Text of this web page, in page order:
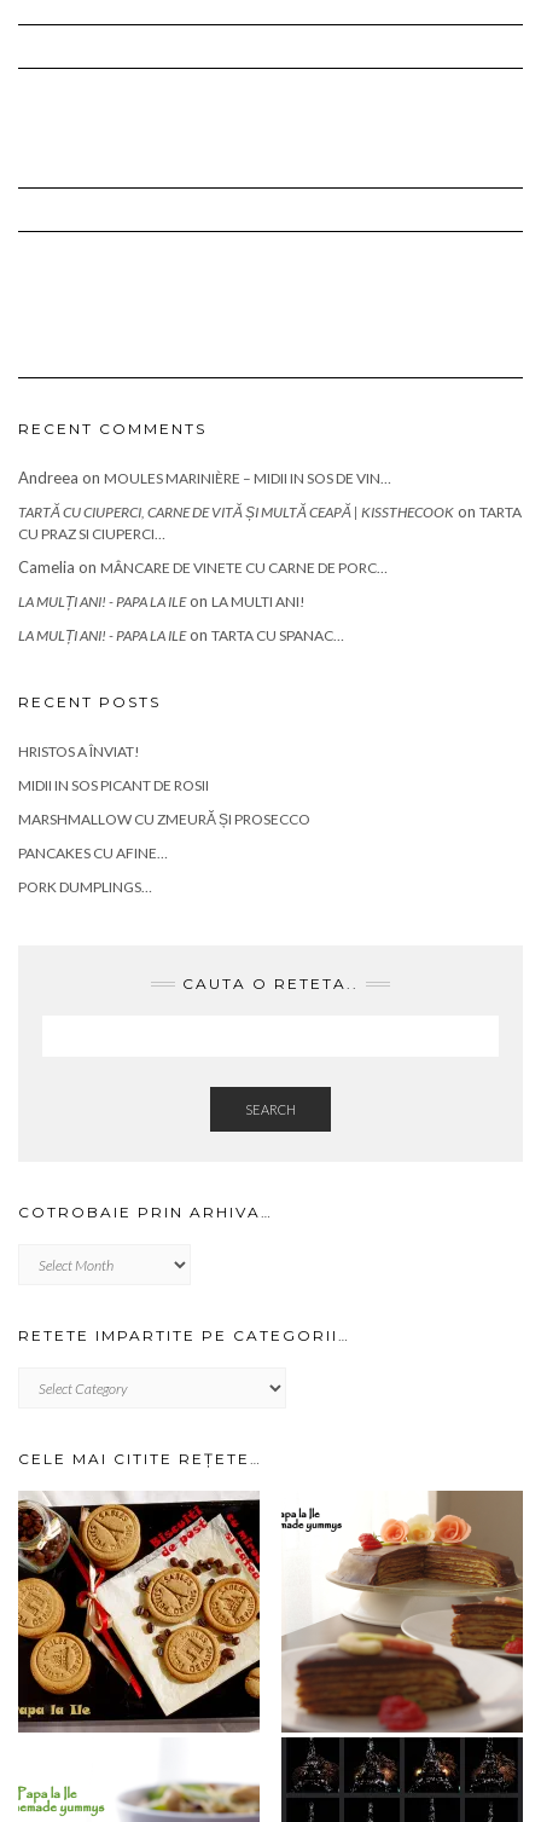
RECENT COMMENTS
Andreea on MOULES MARINIÈRE – MIDII IN SOS DE VIN…
TARTĂ CU CIUPERCI, CARNE DE VITĂ ȘI MULTĂ CEAPĂ | KISSTHECOOK on TARTA
CU PRAZ SI CIUPERCI…
Camelia on MÂNCARE DE VINETE CU CARNE DE PORC…
LA MULȚI ANI! - PAPA LA ILEon LA MULTI ANI!
LA MULȚI ANI! - PAPA LA ILEon TARTA CU SPANAC…
RECENT POSTS
HRISTOS A ÎNVIAT!
MIDII IN SOS PICANT DE ROSII
MARSHMALLOW CU ZMEURĂ ȘI PROSECCO
PANCAKES CU AFINE…
PORK DUMPLINGS…
CAUTA O RETETA..
SEARCH
COTROBAIE PRIN ARHIVA…
prin
RETETE IMPARTITE PE CATEGORII…
IMPARTITE
CELE MAI CITITE REȚETE…